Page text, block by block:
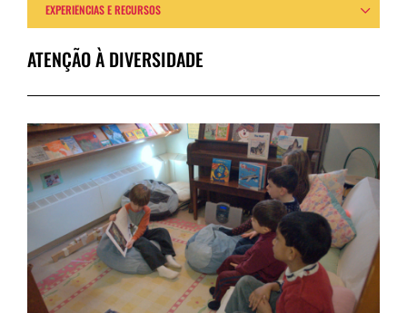
EXPERIÊNCIAS E RECURSOS
ATENÇÃO À DIVERSIDADE